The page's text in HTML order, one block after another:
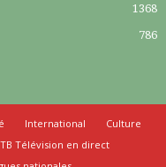
1368
786
International
Culture
Télévision en direct